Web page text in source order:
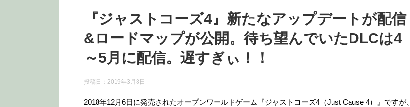
『ジャストコーズ4』新たなアップデートが配信
&ロードマップが公開。待ち望んでいたDLCは4
～5月に配信。遅すぎぃ！！
投稿日： 2019年3月8日
2018年12月6日に発売されたオープンワールドゲーム『ジャストコーズ4（Just Cause 4）』ですが、